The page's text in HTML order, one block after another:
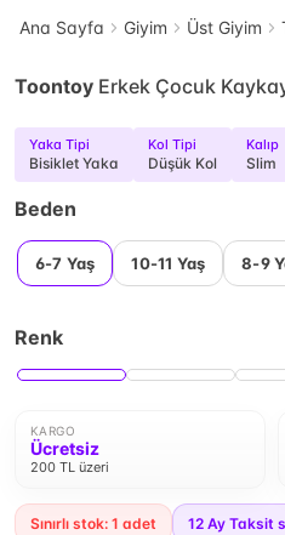
Ana Sayfa Giyim Üst Giyim
Toontoy Erkek Çocuk
Yaka Tipi
Bisiklet Yaka
Kol Tipi
Düşük Kol
Kalıp
Slim
Beden
6-7 Yaş 10-11 Yaş 8-9
Renk
KARGO
Ücretsiz
200 TL üzeri
Sınırlı stok: 1 adet 12 Ay Taksit